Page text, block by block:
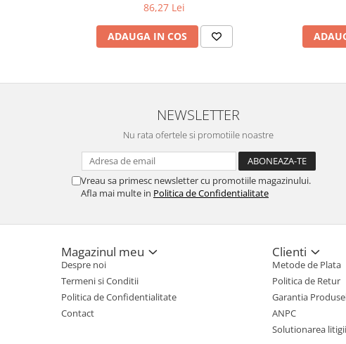
86,27 Lei
ADAUGA IN COS
NEWSLETTER
Nu rata ofertele si promotiile noastre
Vreau sa primesc newsletter cu promotiile magazinului.
Afla mai multe in Politica de Confidentialitate
Magazinul meu
Despre noi
Termeni si Conditii
Politica de Confidentialitate
Contact
Clienti
Metode de Plata
Politica de Retur
Garantia
ANPC
Solutionarea